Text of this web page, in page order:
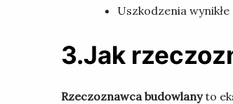
Uszkodzenia
3.Jak
Rzeczoznawca budowlanyto